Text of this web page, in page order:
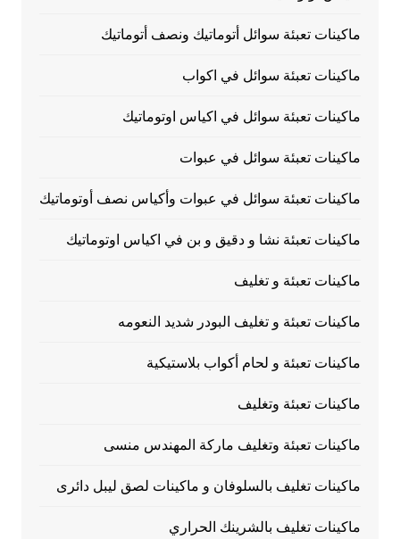
ماكينات تعبئة سوائل أتوماتيك ونصف أتوماتيك
ماكينات تعبئة سوائل في اكواب
ماكينات تعبئة سوائل في اكياس اوتوماتيك
ماكينات تعبئة سوائل في عبوات
ماكينات تعبئة سوائل في عبوات وأكياس نصف أوتوماتيك
ماكينات تعبئة نشا و دقيق و بن في اكياس اوتوماتيك
ماكينات تعبئة و تغليف
ماكينات تعبئة و تغليف البودر شديد النعومه
ماكينات تعبئة و لحام أكواب بلاستيكية
ماكينات تعبئة وتغليف
ماكينات تعبئة وتغليف ماركة المهندس منسى
ماكينات تغليف بالسلوفان و ماكينات لصق ليبل دائرى
ماكينات تغليف بالشرينك الحراري